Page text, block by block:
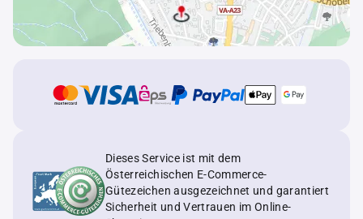
Dieses Service ist mit dem
Österreichischen E-Commerce-
Gütezeichen ausgezeichnet und garantiert
Sicherheit und Vertrauen im Online-